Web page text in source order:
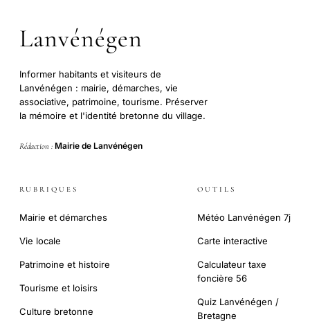
Lanvénégen
Informer habitants et visiteurs de
Lanvénégen : mairie, démarches, vie
associative, patrimoine, tourisme. Préserver
la mémoire et l'identité bretonne du village.
Rédaction : Mairie de Lanvénégen
RUBRIQUES
Mairie et démarches
Vie locale
Patrimoine et histoire
Tourisme et loisirs
Culture bretonne
OUTILS
Météo Lanvénégen 7j
Carte interactive
Calculateur taxe
foncière 56
Quiz Lanvénégen /
Bretagne